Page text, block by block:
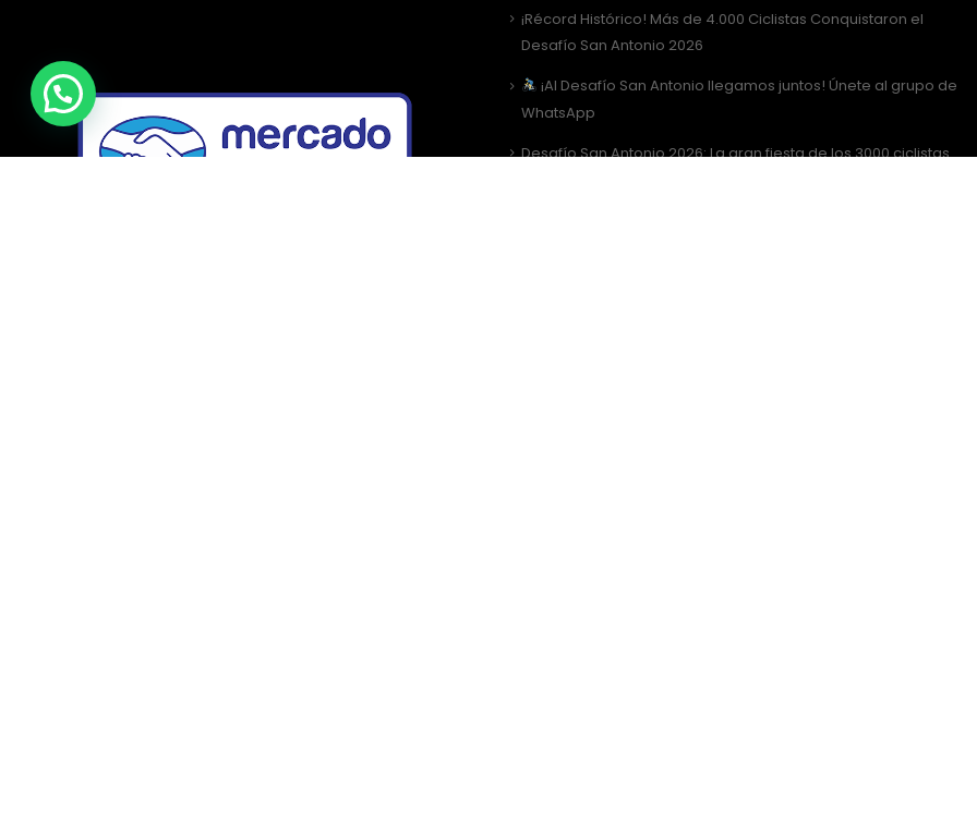
¡Récord Histórico! Más de 4.000 Ciclistas Conquistaron el
Desafío San Antonio 2026
¡Al Desafío San Antonio llegamos juntos! Únete al grupo de
WhatsApp
Desafío San Antonio 2026: La gran fiesta de los 3000 ciclistas